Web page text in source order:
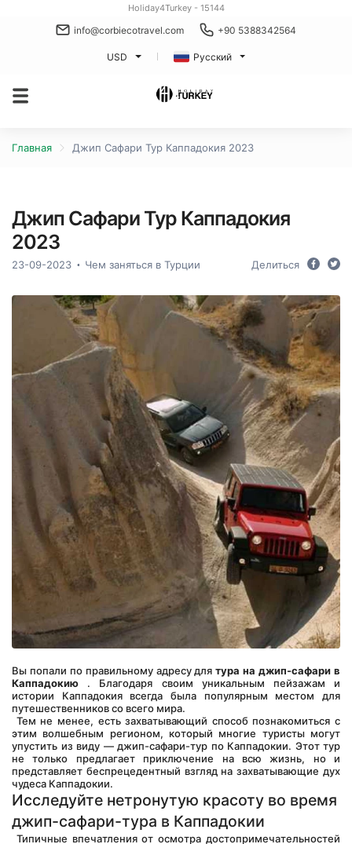
Holiday4Turkey - 15144
info@corbiecotravel.com +90 5388342564
USD Русский
Главная Джип Сафари Тур Каппадокия 2023
Джип Сафари Тур Каппадокия
2023
23-09-2023 Чем заняться в Турции Делиться
Вы попали по правильному адресу для тура на джип-сафари в
Каппадокию . Благодаря своим уникальным пейзажам и
истории Каппадокия всегда была популярным местом для
путешественников со всего мира.
этим волшебным регионом, который многие туристы могут
упустить из виду — джип-сафари-тур по Каппадокии. Этот тур
не только предлагает приключение на всю жизнь, но и
представляет беспрецедентный взгляд на захватывающие дух
чудеса Каппадокии.
Исследуйте нетронутую красоту во время
джип-сафари-тура в Каппадокии